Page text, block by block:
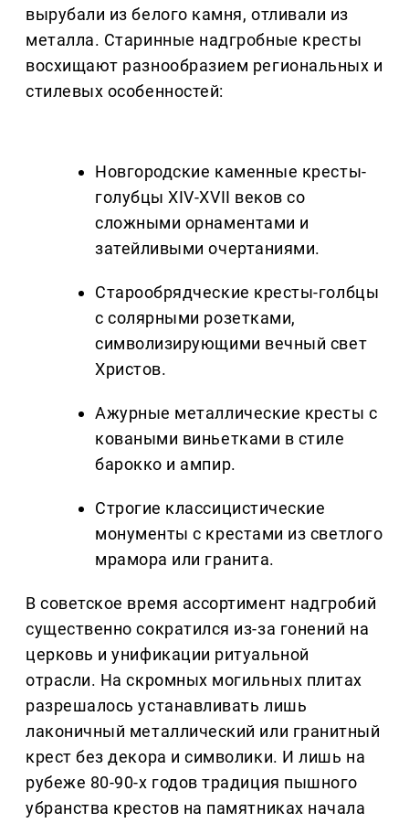
вырубали из белого камня, отливали из
металла. Старинные надгробные кресты
восхищают разнообразием региональных и
стилевых особенностей:
Новгородские каменные кресты-
голубцы XIV-XVII веков со
сложными орнаментами и
затейливыми очертаниями.
Старообрядческие кресты-голбцы
с солярными розетками,
символизирующими вечный свет
Христов.
Ажурные металлические кресты с
коваными виньетками в стиле
барокко и ампир.
Строгие классицистические
монументы с крестами из светлого
мрамора или гранита.
В советское время ассортимент надгробий
существенно сократился из-за гонений на
церковь и унификации ритуальной
отрасли. На скромных могильных плитах
разрешалось устанавливать лишь
лаконичный металлический или гранитный
крест без декора и символики. И лишь на
рубеже 80-90-х годов традиция пышного
убранства крестов на памятниках начала